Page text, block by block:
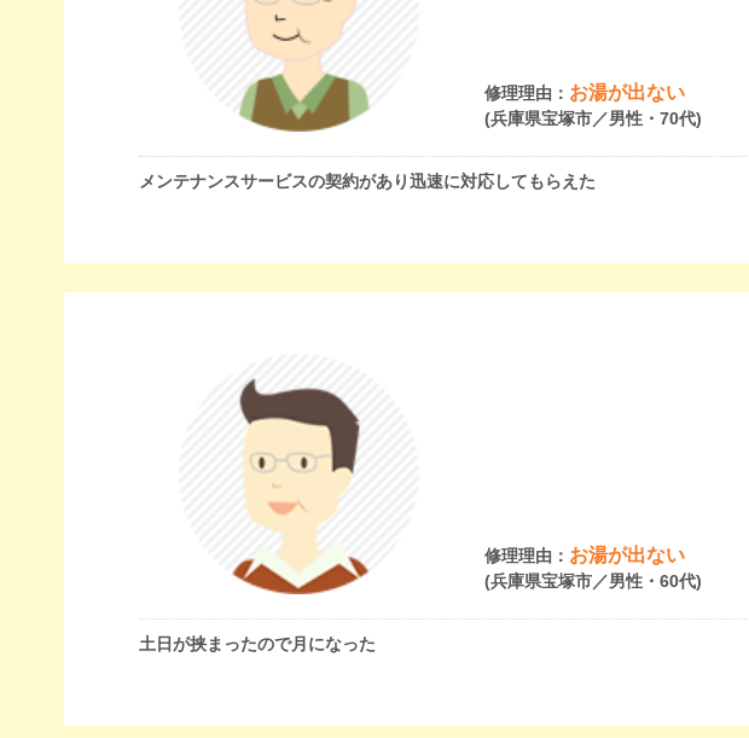
修理理由： お湯が出ない
(兵庫県宝塚市／男性・70代)
メンテナンスサービスの契約があり迅速に対応してもらえた
修理理由： お湯が出ない
(兵庫県宝塚市／男性・60代)
土日が挟まったので月になった